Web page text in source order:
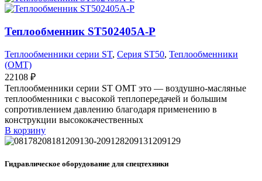
Теплообменник ST502405A-P
Теплообменники серии ST, Серия ST50, Теплообменники
(OMT)
22108 ₽
Теплообменники серии ST OMT это — воздушно-масляные
теплообменники с высокой теплопередачей и большим
сопротивлением давлению благодаря применению в
конструкции высококачественных
В корзину
Гидравлическое оборудование для спецтехники